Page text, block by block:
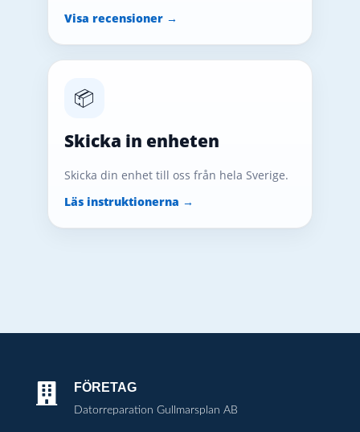
Visa recensioner →
📦
Skicka in enheten
Skicka din enhet till oss från hela Sverige.
Läs instruktionerna →
 FÖRETAG
Datorreparation Gullmarsplan AB